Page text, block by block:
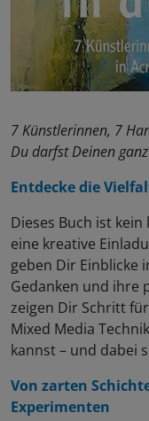
7 Künstlerinnen, 7
Du darfst Deinen
Entdecke die
Dieses Buch ist
eine kreative
geben Dir Einblicke
Gedanken und ihre
zeigen Dir Schritt
Mixed Media
kannst – und dabei
Von zarten
Experimenten